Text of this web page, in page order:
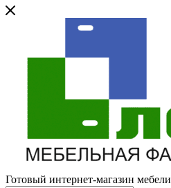
Готовый интернет-магазин мебели